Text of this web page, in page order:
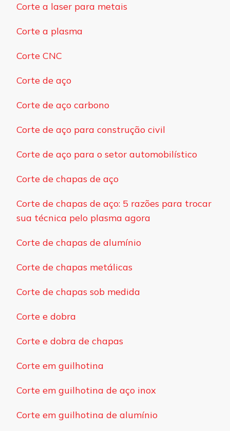
Corte a laser para metais
Corte a plasma
Corte CNC
Corte de aço
Corte de aço carbono
Corte de aço para construção civil
Corte de aço para o setor automobilístico
Corte de chapas de aço
Corte de chapas de aço: 5 razões para trocar
sua técnica pelo plasma agora
Corte de chapas de alumínio
Corte de chapas metálicas
Corte de chapas sob medida
Corte e dobra
Corte e dobra de chapas
Corte em guilhotina
Corte em guilhotina de aço inox
Corte em guilhotina de alumínio